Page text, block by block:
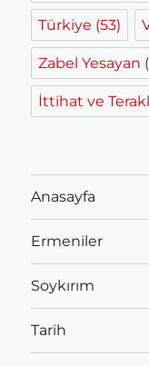
Türkiye (53)
Zabel Yesayan
İttihat ve
Anasayfa
Ermeniler
Soykırım
Tarih